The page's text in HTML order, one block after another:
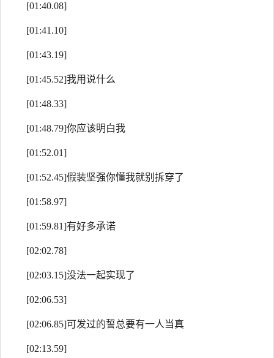
[01:40.08]
[01:41.10]
[01:43.19]
[01:45.52]我用说什么
[01:48.33]
[01:48.79]你应该明白我
[01:52.01]
[01:52.45]假装坚强你懂我就别拆穿了
[01:58.97]
[01:59.81]有好多承诺
[02:02.78]
[02:03.15]没法一起实现了
[02:06.53]
[02:06.85]可发过的誓总要有一人当真
[02:13.59]